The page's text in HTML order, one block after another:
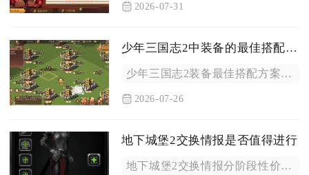
2026-07-31
少年三国志2中装备的最佳搭配是什么
少年三国志2装备最佳搭配方案为：核心输出武将全套紫金输出套装...
2026-07-26
地下城堡2交换情报是否值得进行
地下城堡2交换情报分阶段性价比差异明显，前期、中期刚需阶段值...